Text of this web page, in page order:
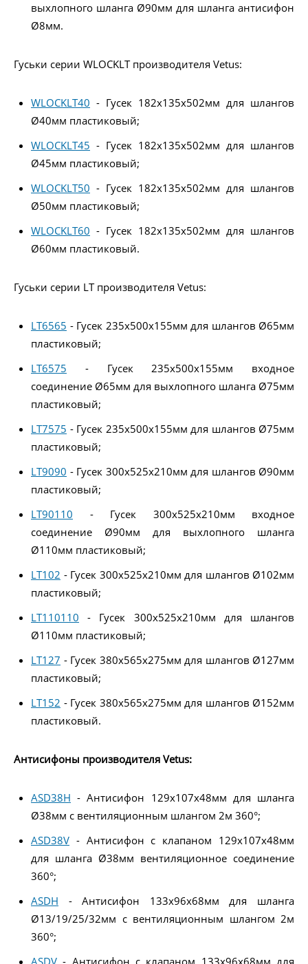
выхлопного шланга Ø90мм для шланга антисифон
Ø8мм.
Гуськи серии WLOCKLT производителя Vetus:
WLOCKLT40 - Гусек 182x135x502мм для шлангов
Ø40мм пластиковый;
WLOCKLT45 - Гусек 182x135x502мм для шлангов
Ø45мм пластиковый;
WLOCKLT50 - Гусек 182x135x502мм для шлангов
Ø50мм пластиковый;
WLOCKLT60 - Гусек 182x135x502мм для шлангов
Ø60мм пластиковый.
Гуськи серии LT производителя Vetus:
LT6565 - Гусек 235x500x155мм для шлангов Ø65мм
пластиковый;
LT6575 - Гусек 235x500x155мм входное
соединение Ø65мм для выхлопного шланга Ø75мм
пластиковый;
LT7575 - Гусек 235x500x155мм для шлангов Ø75мм
пластиковый;
LT9090 - Гусек 300x525x210мм для шлангов Ø90мм
пластиковый;
LT90110 - Гусек 300x525x210мм входное
соединение Ø90мм для выхлопного шланга
Ø110мм пластиковый;
LT102 - Гусек 300x525x210мм для шлангов Ø102мм
пластиковый;
LT110110 - Гусек 300x525x210мм для шлангов
Ø110мм пластиковый;
LT127 - Гусек 380x565x275мм для шлангов Ø127мм
пластиковый;
LT152 - Гусек 380x565x275мм для шлангов Ø152мм
пластиковый.
Антисифоны производителя Vetus:
ASD38H - Антисифон 129х107х48мм для шланга
Ø38мм с вентиляционным шлангом 2м 360°;
ASD38V - Антисифон с клапаном 129х107х48мм
для шланга Ø38мм вентиляционное соединение
360°;
ASDH - Антисифон 133x96x68мм для шланга
Ø13/19/25/32мм с вентиляционным шлангом 2м
360°;